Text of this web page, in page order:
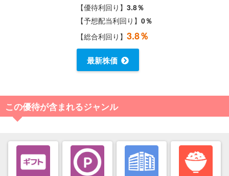
【優待利回り】3.8％
【予想配当利回り】0％
【総合利回り】3.8％
最新株価
この優待が含まれるジャンル